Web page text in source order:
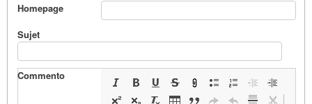
Homepage
Sujet
Commento